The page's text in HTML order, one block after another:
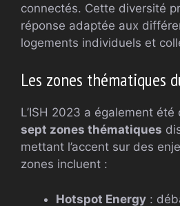
connectés. Cette diversité
réponse adaptée aux
logements individuels et
Les zones thématiques
L’ISH 2023 a également
sept zones thématiques
mettant l’accent sur des
zones incluent :
Hotspot Energy :